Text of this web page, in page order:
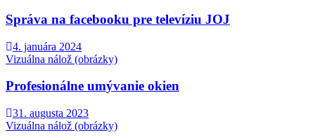
Správa na facebooku pre televíziu JOJ
4. januára 2024
Vizuálna nálož (obrázky)
Profesionálne umývanie okien
31. augusta 2023
Vizuálna nálož (obrázky)